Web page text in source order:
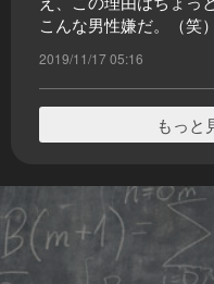
こんな男性嫌だ。（笑）
2019/11/17 05:16
もっと